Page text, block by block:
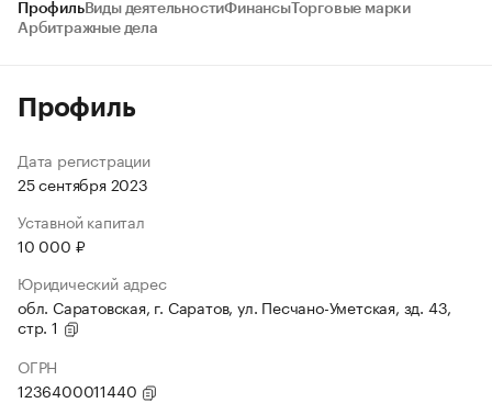
ПрофильВиды деятельностиФинансыТорговые марки
Арбитражные дела
Профиль
Дата регистрации
25 сентября 2023
Уставной капитал
10 000 ₽
Юридический адрес
обл. Саратовская, г. Саратов, ул. Песчано-Уметская, зд. 43,
стр. 1
ОГРН
1236400011440